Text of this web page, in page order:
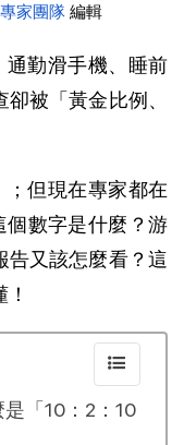
家團隊 編輯
勤滑手機、睡前
被「黃金比例、
但現在專家都在
個數字是什麼？游
告又該怎麼看？這
「10：2：10